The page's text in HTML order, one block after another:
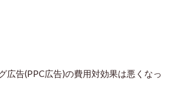
広告(PPC広告)の費用対効果は悪くなっ